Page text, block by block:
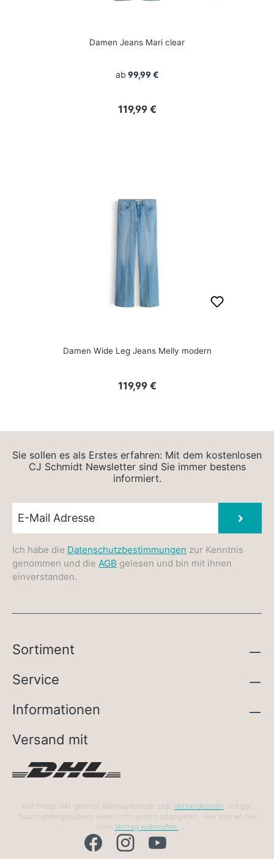
Damen Jeans Mari clear
ab 99,99 €
Regulärer Preis:
119,99 €
Damen Wide Leg Jeans Melly modern
Regulärer Preis:
119,99 €
Sie sollen es als Erstes erfahren: Mit dem kostenlosen
CJ Schmidt Newsletter sind Sie immer bestens
informiert.
Ich habe die Datenschutzbestimmungen zur Kenntnis
genommen und die AGB gelesen und bin mit ihnen
einverstanden.
Sortiment
Service
Informationen
Versand mit
Alle Preise inkl. gesetzl. Mehrwertsteuer zzgl. Versandkosten und ggf.
Nachnahmegebühren, wenn nicht anders angegeben. Hier können Sie
Ihren Vertrag widerrufen.